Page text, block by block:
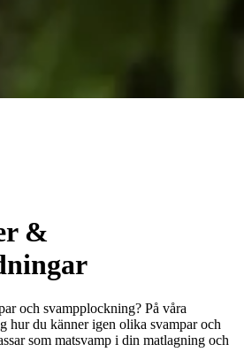
&
och svampplockning? På våra
hur du känner igen olika svampar och
som matsvamp i din matlagning och